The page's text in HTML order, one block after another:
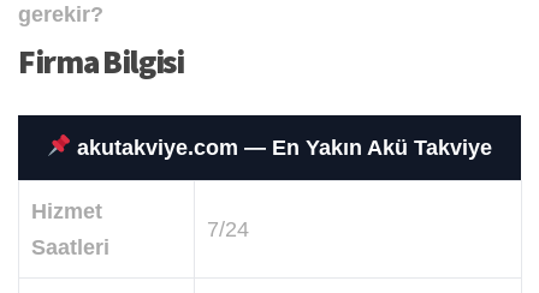
gerekir?
Firma Bilgisi
akutakviye.com — En Yakın Akü Takviye
Hizmet
Saatleri
7/24